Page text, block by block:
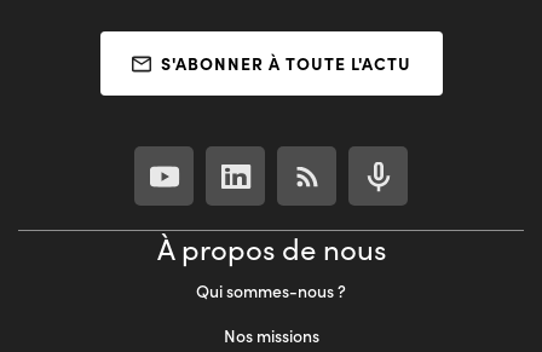
S'ABONNER À TOUTE L'ACTU
À propos de nous
Qui sommes-nous ?
Nos missions